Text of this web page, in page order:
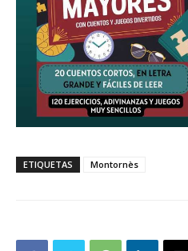
ETIQUETAS Montornès